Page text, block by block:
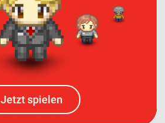
Jetzt spielen